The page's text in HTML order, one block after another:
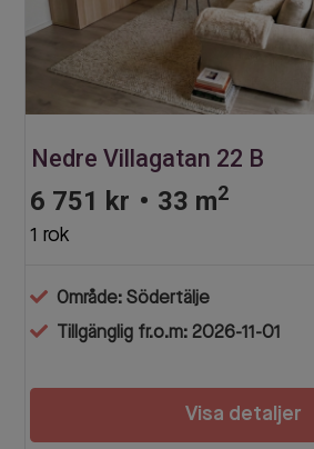
Nedre Villagatan 22 B
6 751 kr • 33 m2
1 rok
Område: Södertälje
Tillgänglig fr.o.m: 2026-11-01
Visa detaljer